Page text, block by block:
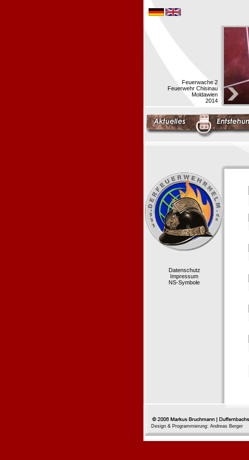
Feuerwache 2
Feuerwehr Chisinau
Moldawien
2014
Datenschutz
Impressum
NS-Symbole
Design & Programmierung: Andreas Berger